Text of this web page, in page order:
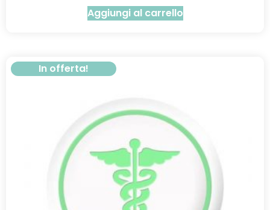
Aggiungi al carrello
In offerta!